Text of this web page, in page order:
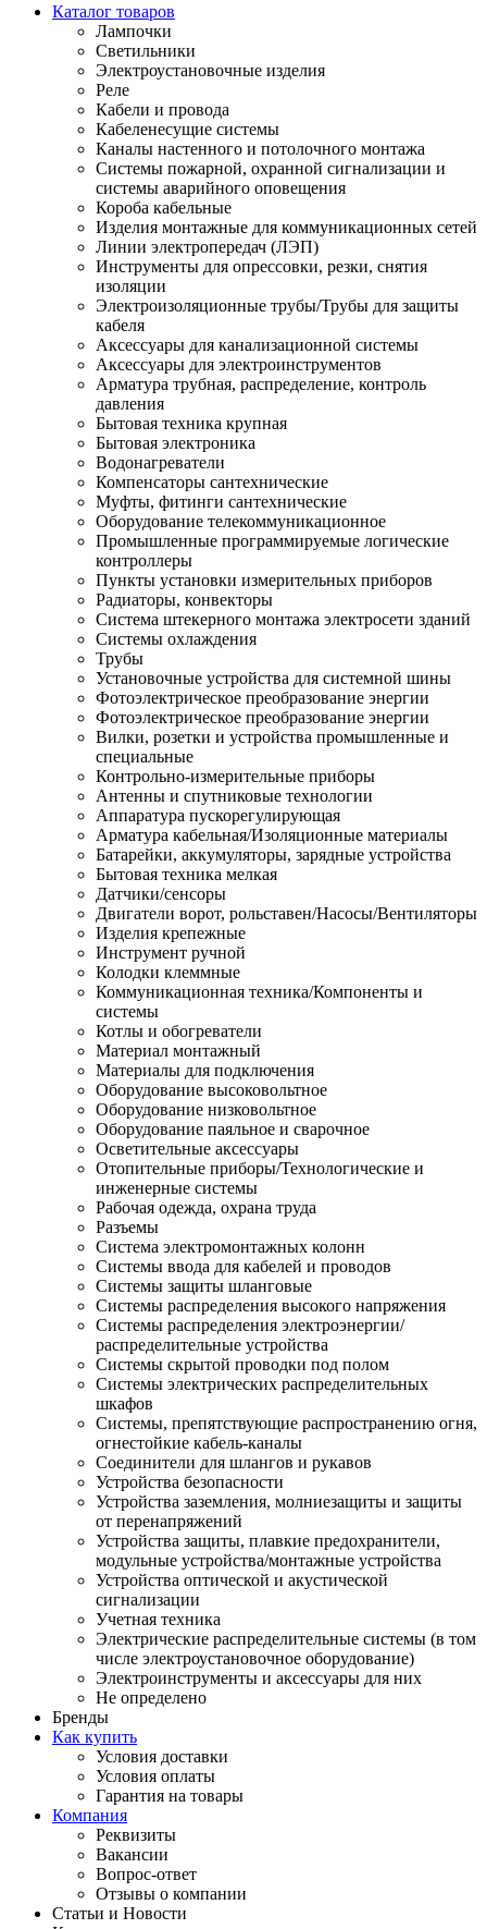
Каталог товаров
Лампочки
Светильники
Электроустановочные изделия
Реле
Кабели и провода
Кабеленесущие системы
Каналы настенного и потолочного монтажа
Системы пожарной, охранной сигнализации и
системы аварийного оповещения
Короба кабельные
Изделия монтажные для коммуникационных сетей
Линии электропередач (ЛЭП)
Инструменты для опрессовки, резки, снятия
изоляции
Электроизоляционные трубы/Трубы для защиты
кабеля
Аксессуары для канализационной системы
Аксессуары для электроинструментов
Арматура трубная, распределение, контроль
давления
Бытовая техника крупная
Бытовая электроника
Водонагреватели
Компенсаторы сантехнические
Муфты, фитинги сантехнические
Оборудование телекоммуникационное
Промышленные программируемые логические
контроллеры
Пункты установки измерительных приборов
Радиаторы, конвекторы
Система штекерного монтажа электросети зданий
Системы охлаждения
Трубы
Установочные устройства для системной шины
Фотоэлектрическое преобразование энергии
Фотоэлектрическое преобразование энергии
Вилки, розетки и устройства промышленные и
специальные
Контрольно-измерительные приборы
Антенны и спутниковые технологии
Аппаратура пускорегулирующая
Арматура кабельная/Изоляционные материалы
Батарейки, аккумуляторы, зарядные устройства
Бытовая техника мелкая
Датчики/сенсоры
Двигатели ворот, рольставен/Насосы/Вентиляторы
Изделия крепежные
Инструмент ручной
Колодки клеммные
Коммуникационная техника/Компоненты и
системы
Котлы и обогреватели
Материал монтажный
Материалы для подключения
Оборудование высоковольтное
Оборудование низковольтное
Оборудование паяльное и сварочное
Осветительные аксессуары
Отопительные приборы/Технологические и
инженерные системы
Рабочая одежда, охрана труда
Разъемы
Система электромонтажных колонн
Системы ввода для кабелей и проводов
Системы защиты шланговые
Системы распределения высокого напряжения
Системы распределения электроэнергии/
распределительные устройства
Системы скрытой проводки под полом
Системы электрических распределительных
шкафов
Системы, препятствующие распространению огня,
огнестойкие кабель-каналы
Соединители для шлангов и рукавов
Устройства безопасности
Устройства заземления, молниезащиты и защиты
от перенапряжений
Устройства защиты, плавкие предохранители,
модульные устройства/монтажные устройства
Устройства оптической и акустической
сигнализации
Учетная техника
Электрические распределительные системы (в том
числе электроустановочное оборудование)
Электроинструменты и аксессуары для них
Не определено
Бренды
Как купить
Условия доставки
Условия оплаты
Гарантия на товары
Компания
Реквизиты
Вакансии
Вопрос-ответ
Отзывы о компании
Статьи и Новости